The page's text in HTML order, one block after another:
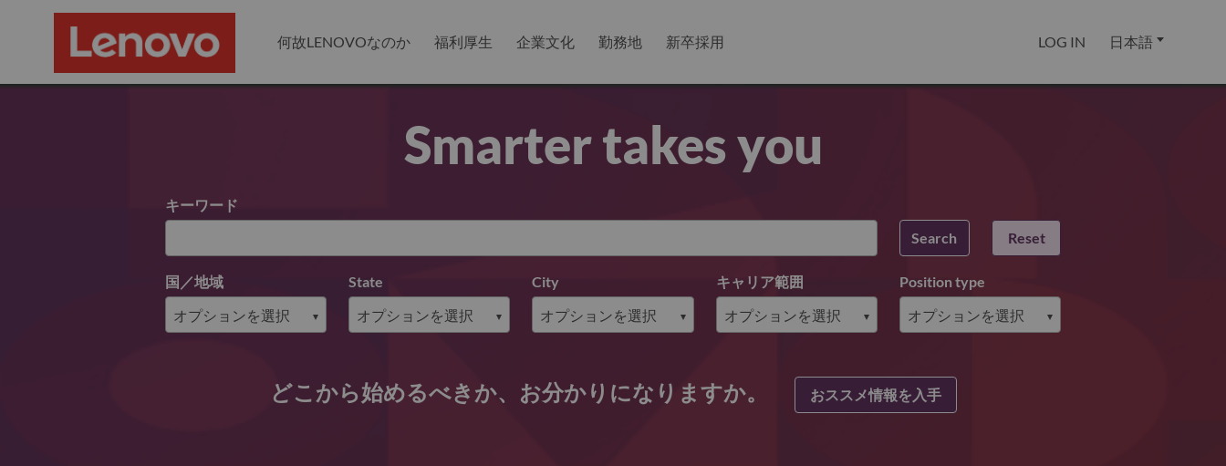
何故LENOVOなのか 福利厚生 企業文化 勤務地 新卒採用 LOG IN 日本語
Smarter takes you
Search for open positions
キーワード
Search
Reset
国／地域 State City キャリア範囲 Position type
どこから始めるべきか、お分かりになりますか。 おススメ情報を入手